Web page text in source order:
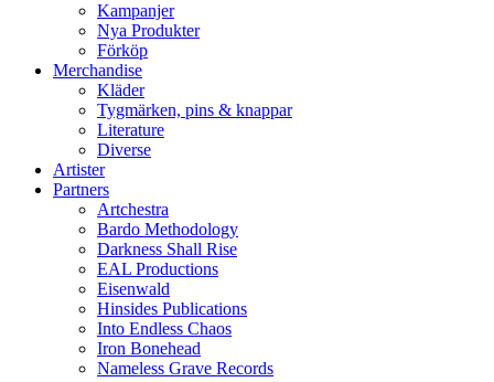
Kampanjer
Nya Produkter
Förköp
Merchandise
Kläder
Tygmärken, pins & knappar
Literature
Diverse
Artister
Partners
Artchestra
Bardo Methodology
Darkness Shall Rise
EAL Productions
Eisenwald
Hinsides Publications
Into Endless Chaos
Iron Bonehead
Nameless Grave Records